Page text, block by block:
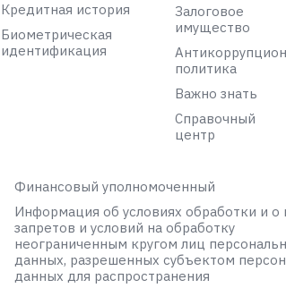
Кредитная история
Биометрическая
идентификация
Залоговое
имущество
политика
Важно знать
Справочный
центр
Финансовый уполномоченный
Информация об условиях обработки и о
запретов и условий на обработку
неограниченным кругом лиц
данных, разрешенных субъектом
данных для распространения